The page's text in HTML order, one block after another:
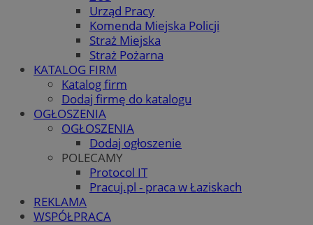
Urząd Pracy
Komenda Miejska Policji
Straż Miejska
Straż Pożarna
KATALOG FIRM
Katalog firm
Dodaj firmę do katalogu
OGŁOSZENIA
OGŁOSZENIA
Dodaj ogłoszenie
POLECAMY
Protocol IT
Pracuj.pl - praca w Łaziskach
REKLAMA
WSPÓŁPRACA